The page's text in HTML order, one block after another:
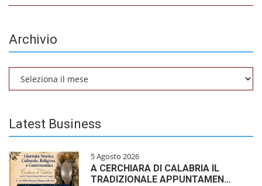
Archivio
Latest Business
5 Agosto 2026
A CERCHIARA DI CALABRIA IL
TRADIZIONALE APPUNTAMEN…